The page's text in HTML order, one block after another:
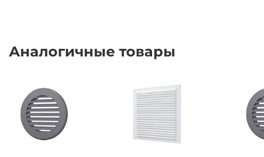
Аналогичные товары